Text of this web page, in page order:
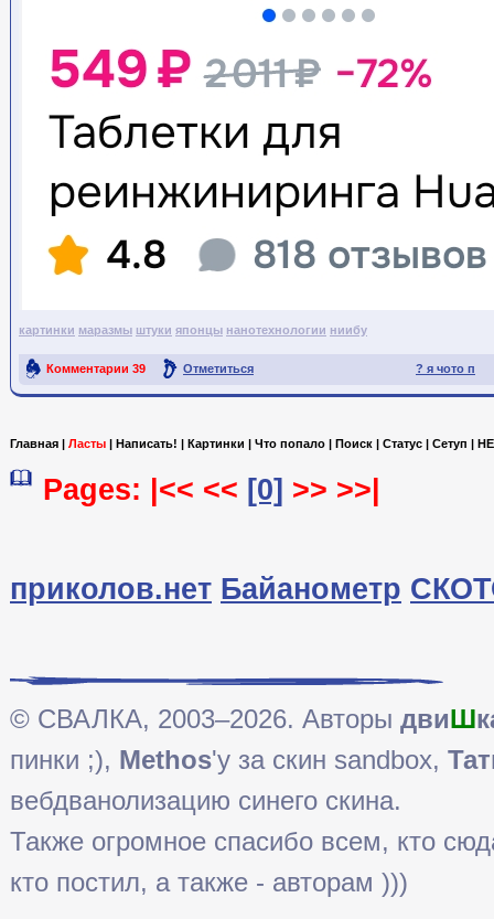
картинки маразмы штуки японцы нанотехнологии ниибу
? я чото п
Комментарии 39 Отметиться
Ссылка на пост
Главная | Ласты | Написать! | Картинки | Что попало | Поиск | Статус | Сетуп |
Pages: |<< << [0] >> >>|
приколов.нет Байанометр
© СВАЛКА, 2003–2026. Авторы двиШ
пинки ;), Methos'у за скин sandbox,
вебдванолизацию синего скина.
Также огромное спасибо всем, кто
кто постил, а также - авторам )))